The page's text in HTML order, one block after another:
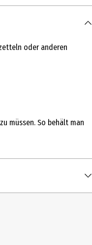
oder anderen
müssen. So behält man